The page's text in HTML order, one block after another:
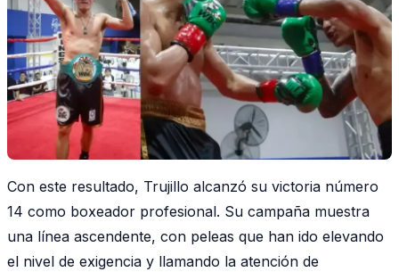
Con este resultado, Trujillo alcanzó su victoria número
14 como boxeador profesional. Su campaña muestra
una línea ascendente, con peleas que han ido elevando
el nivel de exigencia y llamando la atención de